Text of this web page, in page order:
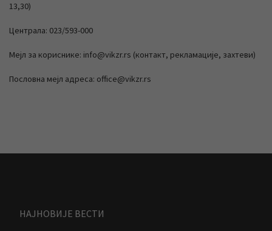
13,30)
Централа: 023/593-000
Мејл за кориснике: info@vikzr.rs (контакт, рекламације, захтеви)
Пословна мејл адреса: office@vikzr.rs
НАЈНОВИЈЕ ВЕСТИ